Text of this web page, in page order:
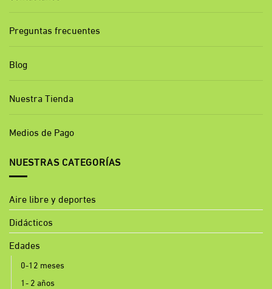
Preguntas frecuentes
Blog
Nuestra Tienda
Medios de Pago
NUESTRAS CATEGORÍAS
Aire libre y deportes
Didácticos
Edades
0-12 meses
1- 2 años